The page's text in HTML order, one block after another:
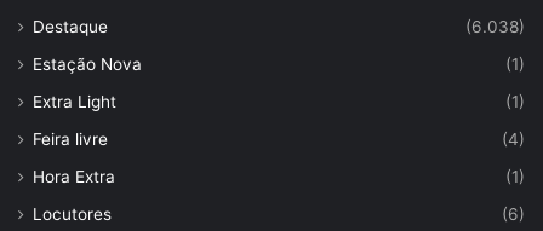
Destaque
(6.038)
Estação Nova
(1)
Extra Light
(1)
Feira livre
(4)
Hora Extra
(1)
Locutores
(6)